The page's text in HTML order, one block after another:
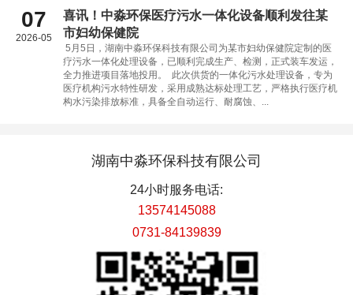
07
2026-05
喜讯！中淼环保医疗污水一体化设备顺利发往某
市妇幼保健院
5月5日，湖南中淼环保科技有限公司为某市妇幼保健院定制的医
疗污水一体化处理设备，已顺利完成生产、检测，正式装车发运，
全力推进项目落地投用。 此次供货的一体化污水处理设备，专为
医疗机构污水特性研发，采用成熟达标处理工艺，严格执行医疗机
构水污染排放标准，具备全自动运行、耐腐蚀、...
湖南中淼环保科技有限公司
24小时服务电话:
13574145088
0731-84139839